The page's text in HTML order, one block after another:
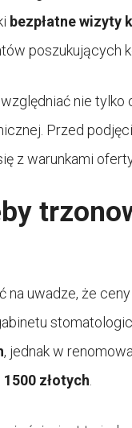
bezpłatne wizyty
poszukujących
nie tylko
Przed
z warunkami
na uwadze, że
, jednak w
1500 złotych